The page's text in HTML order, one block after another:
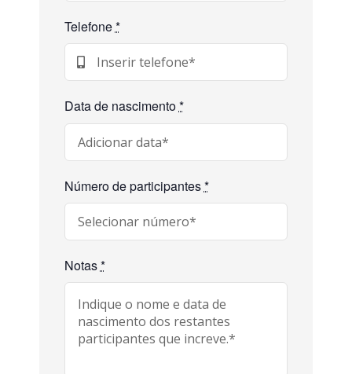
Telefone*
Data de nascimento*
Número de participantes*
Notas*